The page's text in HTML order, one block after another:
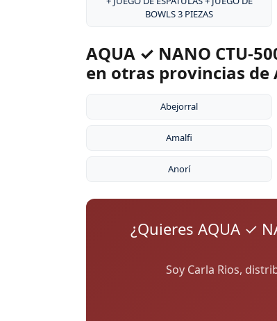
BOWLS 3 PIEZAS
AQUA ✓ NANO CTU-
en otras provincias de
Abejorral
Amalfi
Anorí
¿Quieres AQUA ✓
Soy Carla Rios,